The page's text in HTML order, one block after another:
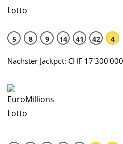
5 8 9 14 41 42 4
Nächster Jackpot: CHF 17'300'000